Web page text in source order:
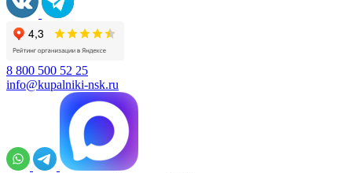
8 800 500 52 25
info@kupalniki-nsk.ru